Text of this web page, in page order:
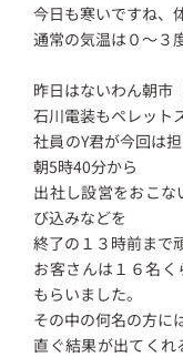
今日も寒いですね、
通常の気温は０～３
昨日はないわん朝市
石川電装もペレット
社員のY君が今回は
朝5時40分から
出社し設営をおこ
び込みなどを
終了の１３時前まで
お客さんは１６名
もらいました。
その中の何名の方に
直ぐ結果が出てく